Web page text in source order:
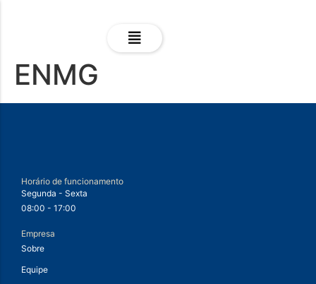
ENMG
Horário de funcionamento
Segunda - Sexta
08:00 - 17:00
Empresa
Sobre
Equipe